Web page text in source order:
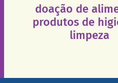
doação de
produtos de
limpeza
Esses tipos de produtos
necessários em nossas
que a excelência de nosso
atendimento seja sempre